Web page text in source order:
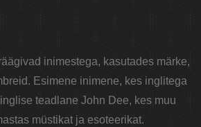
inimestega, kasutades märke,
Esimene inimene, kes inglitega
teadlane John Dee, kes muu
müstikat ja esoteerikat.